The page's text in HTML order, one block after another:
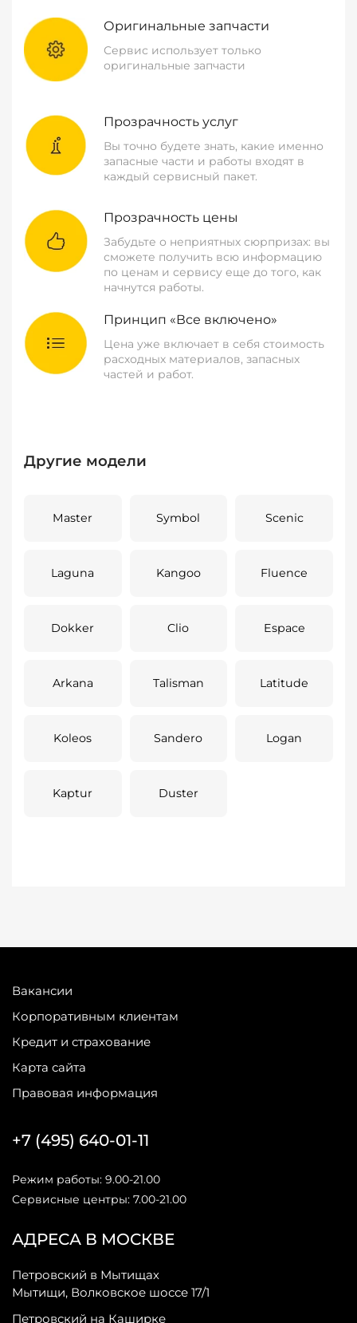
Оригинальные запчасти
Сервис использует только
оригинальные запчасти
Прозрачность услуг
Вы точно будете знать, какие именно
запасные части и работы входят в
каждый сервисный пакет.
Прозрачность цены
Забудьте о неприятных сюрпризах: вы
сможете получить всю информацию
по ценам и сервису еще до того, как
начнутся работы.
Принцип «Все включено»
Цена уже включает в себя стоимость
расходных материалов, запасных
частей и работ.
Другие модели
Master Symbol Scenic
Laguna Kangoo Fluence
Dokker Clio Espace
Arkana Talisman Latitude
Koleos Sandero Logan
Kaptur Duster
Вакансии
Корпоративным клиентам
Кредит и страхование
Карта сайта
Правовая информация
АДРЕСА В МОСКВЕ
Петровский в Мытищах
Мытищи, Волковское шоссе 17/1
Петровский на Каширке
+7 (495) 640-01-11
Режим работы: 9.00-21.00
Сервисные центры: 7.00-21.00